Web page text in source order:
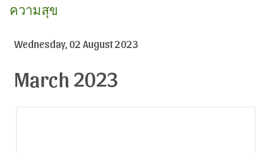
ความสุข
Wednesday, 02 August 2023
March 2023